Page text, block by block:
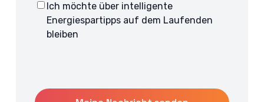
Consent
Ich möchte über intelligente
Energiespartipps auf dem Laufenden
bleiben